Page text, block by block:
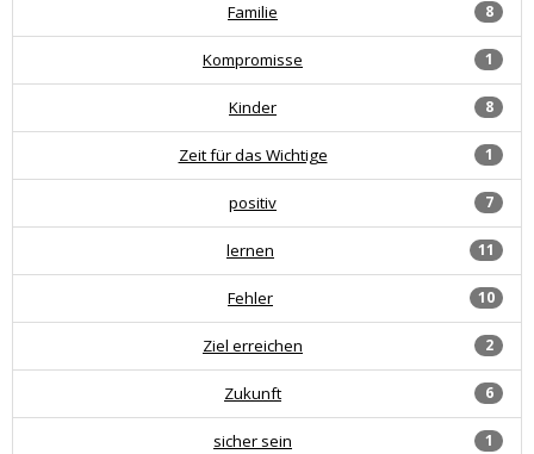
8
Familie
1
Kompromisse
8
Kinder
1
Zeit für das Wichtige
7
positiv
11
lernen
10
Fehler
2
Ziel erreichen
6
Zukunft
1
sicher sein